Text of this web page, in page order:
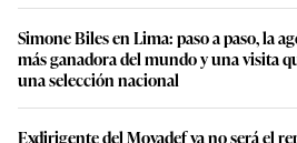
Simone Biles en Lima: paso a paso, la
más ganadora del mundo y una visita
una selección nacional
Exdirigente del Movadef ya no será el